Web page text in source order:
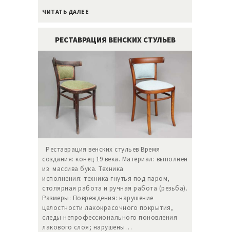
ЧИТАТЬ ДАЛЕЕ
РЕСТАВРАЦИЯ ВЕНСКИХ СТУЛЬЕВ
Реставрация венских стульев Время
создания: конец 19 века. Материал: выполнен
из массива бука. Техника
исполнения: техника гнутья под паром,
столярная работа и ручная работа (резьба).
Размеры: Повреждения: нарушение
целостности лакокрасочного покрытия,
следы непрофессионального поновления
лакового слоя; нарушены…